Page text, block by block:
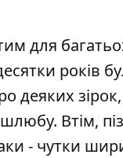
для
років
деяких
Втім,
- чутки